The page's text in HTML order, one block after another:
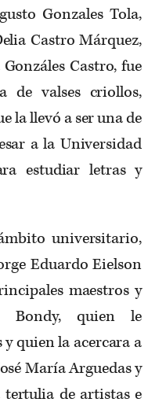
Gonzales Tola,
Castro Márquez,
Castro, fue
de valses criollos,
la llevó a ser una de
a la Universidad
estudiar letras y
universitario,
Eduardo Eielson
maestros y
Bondy, quien le
quien la acercara a
María Arguedas y
tertulia de artistas e